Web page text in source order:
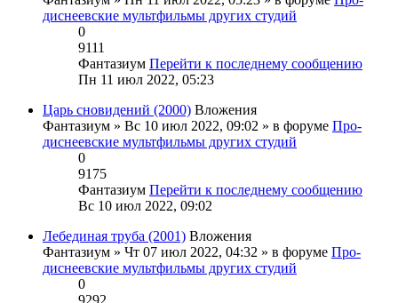
диснеевские мультфильмы других студий
0
9111
Фантазиум Перейти к последнему сообщению
Пн 11 июл 2022, 05:23
Царь сновидений (2000) Вложения
Фантазиум » Вс 10 июл 2022, 09:02 » в форуме Про-
диснеевские мультфильмы других студий
0
9175
Фантазиум Перейти к последнему сообщению
Вс 10 июл 2022, 09:02
Лебединая труба (2001) Вложения
Фантазиум » Чт 07 июл 2022, 04:32 » в форуме Про-
диснеевские мультфильмы других студий
0
9292